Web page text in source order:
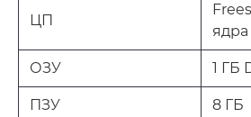
ЦП
ядра
ОЗУ 1 ГБ
ПЗУ 8 ГБ